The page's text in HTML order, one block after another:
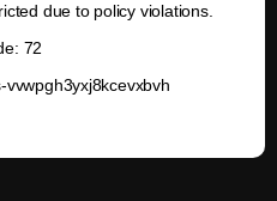
due to policy violations.
72